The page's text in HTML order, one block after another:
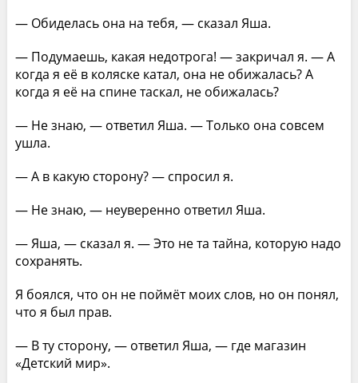
— Обиделась она на тебя, — сказал Яша.
— Подумаешь, какая недотрога! — закричал я. — А
когда я её в коляске катал, она не обижалась? А
когда я её на спине таскал, не обижалась?
— Не знаю, — ответил Яша. — Только она совсем
ушла.
— А в какую сторону? — спросил я.
— Не знаю, — неуверенно ответил Яша.
— Яша, — сказал я. — Это не та тайна, которую надо
сохранять.
Я боялся, что он не поймёт моих слов, но он понял,
что я был прав.
— В ту сторону, — ответил Яша, — где магазин
«Детский мир».